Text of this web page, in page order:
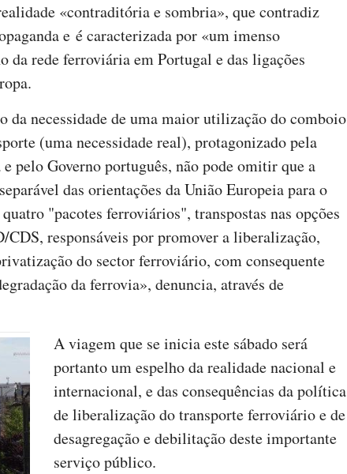
«contraditória e sombria», que contradiz
e é caracterizada por «um imenso
da rede ferroviária em Portugal e das ligações
da necessidade de uma maior utilização do comboio
(uma necessidade real), protagonizado pela
pelo Governo português, não pode omitir que a
das orientações da União Europeia para o
"pacotes ferroviários", transpostas nas opções
CDS, responsáveis por promover a liberalização,
do sector ferroviário, com consequente
da ferrovia», denuncia, através de
A viagem que se inicia este sábado será
portanto um espelho da realidade nacional e
internacional, e das consequências da política
de liberalização do transporte ferroviário e de
desagregação e debilitação deste importante
serviço público.